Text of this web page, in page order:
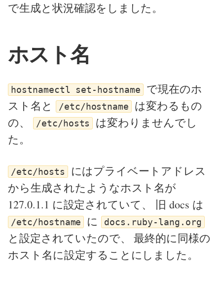
で生成と状況確認をしました。
ホスト名
hostnamectl set-hostname で現在のホ
スト名と
/etc/hostname
は変わるもの
の、
/etc/hosts
は変わりませんでし
た。
/etc/hosts にはプライベートアドレス
から生成されたようなホスト名が
127.0.1.1 に設定されていて、 旧 docs は
/etc/hostname に docs.ruby-lang.org
と設定されていたので、 最終的に同様の
ホスト名に設定することにしました。